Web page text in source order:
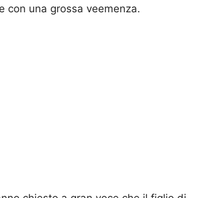
con una grossa veemenza.